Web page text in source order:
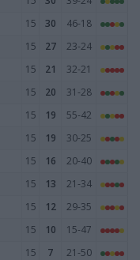
15 30
46-18
15 27
23-24
15 21
32-21
15 20
31-28
15 19
55-42
15 19
30-25
15 16
20-40
15 13
21-34
15 12
29-35
15 10
15-47
15 7
21-50